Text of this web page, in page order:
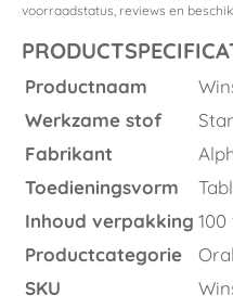
voorraadstatus, reviews en
Productnaam
Werkzame stof
Fabrikant
Toedieningsvorm
Inhoud verpakking
Productcategorie
SKU